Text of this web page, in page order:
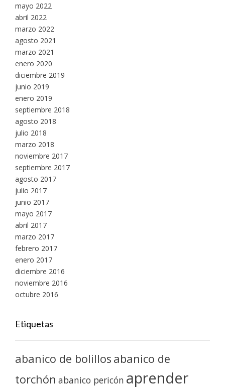
mayo 2022
abril 2022
marzo 2022
agosto 2021
marzo 2021
enero 2020
diciembre 2019
junio 2019
enero 2019
septiembre 2018
agosto 2018
julio 2018
marzo 2018
noviembre 2017
septiembre 2017
agosto 2017
julio 2017
junio 2017
mayo 2017
abril 2017
marzo 2017
febrero 2017
enero 2017
diciembre 2016
noviembre 2016
octubre 2016
Etiquetas
abanico de bolillos abanico de
torchón abanico pericón aprender